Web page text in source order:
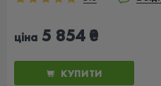
ціна 5 854 ₴
КУПИТИ